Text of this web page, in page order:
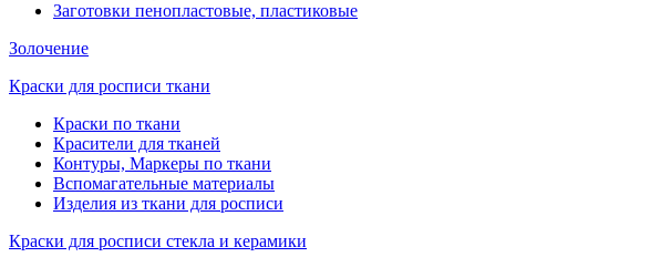
Заготовки пенопластовые, пластиковые
Золочение
Краски для росписи ткани
Краски по ткани
Красители для тканей
Контуры, Маркеры по ткани
Вспомагательные материалы
Изделия из ткани для росписи
Краски для росписи стекла и керамики